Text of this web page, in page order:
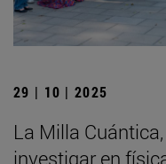
29 | 10 | 2025
La Milla
investigar en